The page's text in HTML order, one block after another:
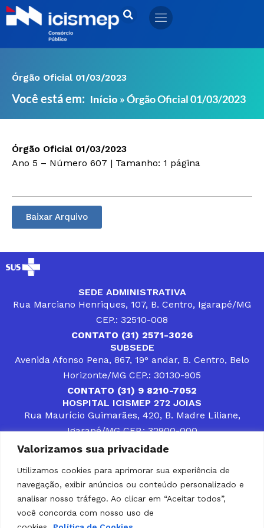
Valorizamos sua privacidade
Utilizamos cookies para aprimorar sua experiência de
navegação, exibir anúncios ou conteúdo personalizado e
analisar nosso tráfego. Ao clicar em “Aceitar todos”,
você concorda com nosso uso de
Ir
para
Órgão Oficial 01/03/2023
Você está em: Início »Órgão Oficial 01/03/2023
Órgão Oficial 01/03/2023
Ano 5 – Número 607 | Tamanho: 1 página
Baixar Arquivo
SEDE ADMINISTRATIVA
Rua Marciano Henriques, 107, B. Centro, Igarapé/MG
CEP.: 32510-008
CONTATO (31) 2571-3026
SUBSEDE
Avenida Afonso Pena, 867, 19° andar, B. Centro, Belo
Horizonte/MG CEP.: 30130-905
CONTATO (31) 9 8210-7052
HOSPITAL ICISMEP 272 JOIAS
Rua Maurício Guimarães, 420, B. Madre Liliane,
Igarapé/MG CEP.: 32900-000
CONTATOS (31) 3512-4400 ou (31) 9 8309-8660
DESENVOLVER SOLUÇÕES, AÇÕES E SERVIÇOS
PÚBLICOS QUE COMPLEMENTEM A ASSISTÊNCIA À
POPULAÇÃO DA REGIÃO EM QUE ATUA, SENDO
PARCEIRO DOS MUNICÍPIOS CONSORCIADOS NA
SOLUÇÃO DE DIFICULDADES ENFRENTADAS POR
GESTORES MUNICIPAIS, É O COMPROMISSO DO
ICISMEP.